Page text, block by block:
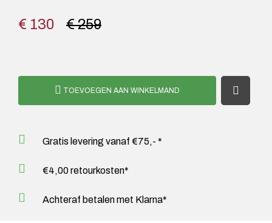
€ 259
€ 130
TOEVOEGEN AAN WINKELMAND
Gratis levering vanaf €75,- *
€4,00 retourkosten*
Achteraf betalen met Klarna*